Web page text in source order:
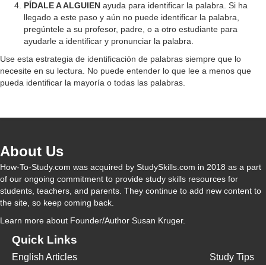
PÍDALE A ALGUIEN ayuda para identificar la palabra. Si ha
llegado a este paso y aún no puede identificar la palabra,
pregúntele a su profesor, padre, o a otro estudiante para
ayudarle a identificar y pronunciar la palabra.
Use esta estrategia de identificación de palabras siempre que lo
necesite en su lectura. No puede entender lo que lee a menos que
pueda identificar la mayoría o todas las palabras.
About Us
How-To-Study.com was acquired by StudySkills.com in 2018 as a part
of our ongoing commitment to provide study skills resources for
students, teachers, and parents. They continue to add new content to
the site, so keep coming back.
Learn more about Founder/Author Susan Kruger.
Quick Links
English Articles Study Tips